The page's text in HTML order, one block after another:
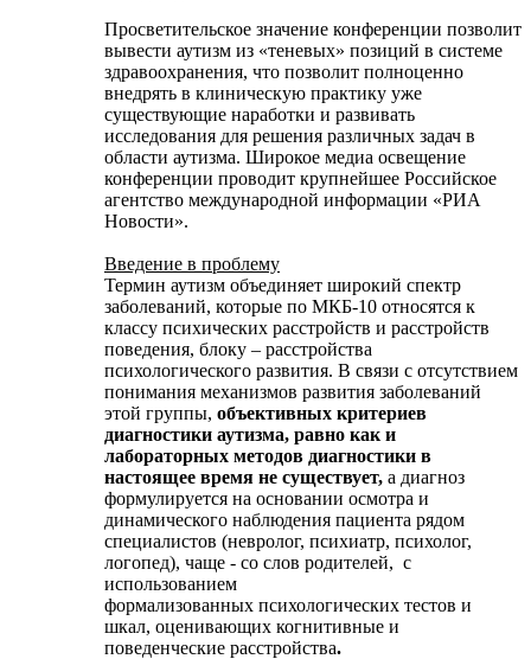
Просветительское значение конференции позволит
вывести аутизм из «теневых» позиций в системе
здравоохранения, что позволит полноценно
внедрять в клиническую практику уже
существующие наработки и развивать
исследования для решения различных задач в
области аутизма. Широкое медиа освещение
конференции проводит крупнейшее Российское
агентство международной информации «РИА
Новости».
Введение в проблему
Термин аутизм объединяет широкий спектр
заболеваний, которые по МКБ-10 относятся к
классу психических расстройств и расстройств
поведения, блоку – расстройства
психологического развития. В связи с отсутствием
понимания механизмов развития заболеваний
этой группы, объективных критериев
диагностики аутизма, равно как и
лабораторных методов диагностики в
настоящее время не существует, а диагноз
формулируется на основании осмотра и
динамического наблюдения пациента рядом
специалистов (невролог, психиатр, психолог,
логопед), чаще - со слов родителей, с
использованием
формализованных психологических тестов и
шкал, оценивающих когнитивные и
поведенческие расстройства.